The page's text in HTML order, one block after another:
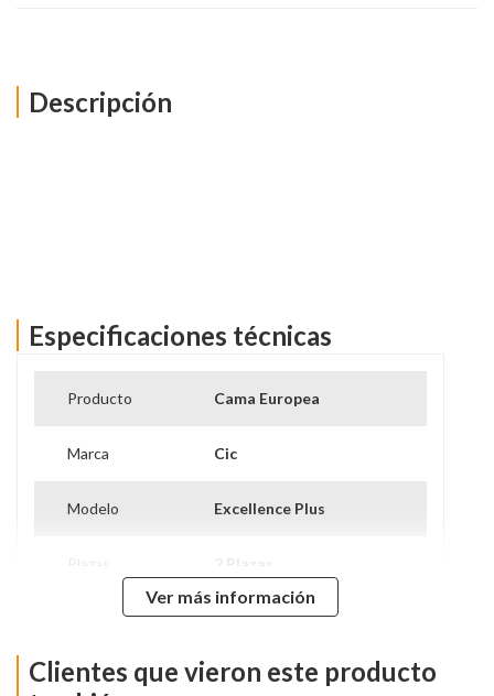
Descripción
Especificaciones técnicas
Producto Cama Europea
Marca Cic
Modelo Excellence Plus
Tipo De Base Base Dividida
Nivel de Firmeza Intermedio
Ver más información
Clientes que vieron este producto